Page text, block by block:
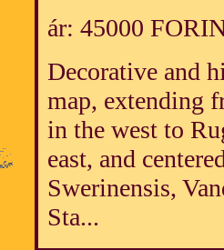
ár: 45000
Decorative and
map, extending
in the west to
east, and
Swerinensis,
Sta...